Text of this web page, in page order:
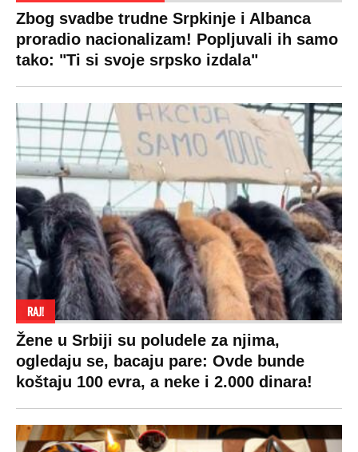
Zbog svadbe trudne Srpkinje i Albanca
proradio nacionalizam! Popljuvali ih samo
tako: "Ti si svoje srpsko izdala"
RAJ!
Žene u Srbiji su poludele za njima,
ogledaju se, bacaju pare: Ovde bunde
koštaju 100 evra, a neke i 2.000 dinara!